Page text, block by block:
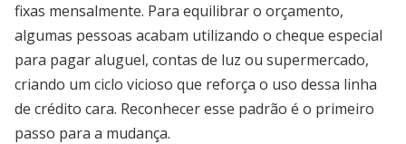
fixas mensalmente. Para equilibrar o orçamento,
algumas pessoas acabam utilizando o cheque especial
para pagar aluguel, contas de luz ou supermercado,
criando um ciclo vicioso que reforça o uso dessa linha
de crédito cara. Reconhecer esse padrão é o primeiro
passo para a mudança.